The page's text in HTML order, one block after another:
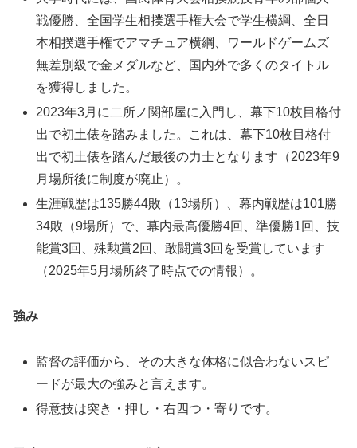
戦優勝、全国学生相撲選手権大会で学生横綱、全日
本相撲選手権でアマチュア横綱、ワールドゲームズ
無差別級で金メダルなど、国内外で多くのタイトル
を獲得しました。
2023年3月に二所ノ関部屋に入門し、幕下10枚目格付
出で初土俵を踏みました。これは、幕下10枚目格付
出で初土俵を踏んだ最後の力士となります（2023年9
月場所後に制度が廃止）。
生涯戦歴は135勝44敗（13場所）、幕内戦歴は101勝
34敗（9場所）で、幕内最高優勝4回、準優勝1回、技
能賞3回、殊勲賞2回、敢闘賞3回を受賞しています
（2025年5月場所終了時点での情報）。
強み
監督の評価から、その大きな体格に似合わないスピ
ードが最大の強みと言えます。
得意技は突き・押し・右四つ・寄りです。